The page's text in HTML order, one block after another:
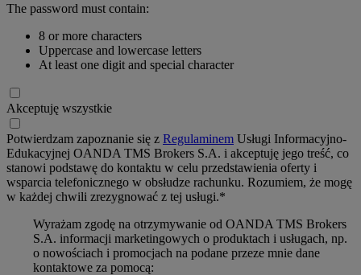
The password must contain:
8 or more characters
Uppercase and lowercase letters
At least one digit and special character
Akceptuję wszystkie
Potwierdzam zapoznanie się z Regulaminem Usługi Informacyjno-
Edukacyjnej OANDA TMS Brokers S.A. i akceptuję jego treść, co
stanowi podstawę do kontaktu w celu przedstawienia oferty i
wsparcia telefonicznego w obsłudze rachunku. Rozumiem, że mogę
w każdej chwili zrezygnować z tej usługi.*
Wyrażam zgodę na otrzymywanie od OANDA TMS Brokers
S.A. informacji marketingowych o produktach i usługach, np.
o nowościach i promocjach na podane przeze mnie dane
kontaktowe za pomocą: